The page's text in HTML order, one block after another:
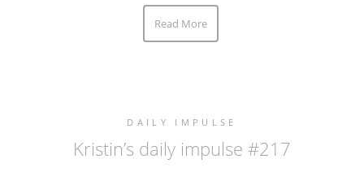
Read More
DAILY IMPULSE
Kristin’s daily impulse #217